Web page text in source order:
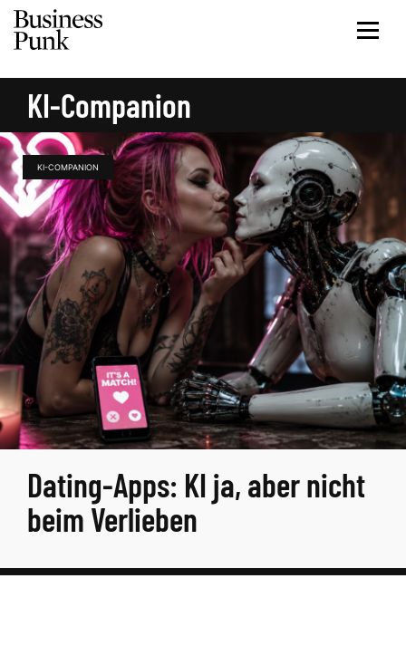
KI-Companion
KI-COMPANION
Dating-Apps: KI ja, aber nicht
beim Verlieben